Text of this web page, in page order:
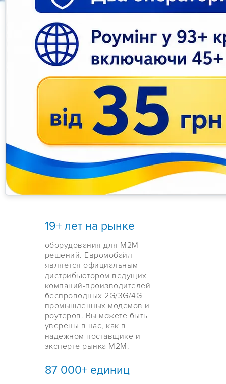
19+ лет на рынке
оборудования для М2М
решений. Евромобайл
является официальным
дистрибьютором ведущих
компаний-производителей
беспроводных 2G/3G/4G
промышленных модемов и
роутеров. Вы можете быть
уверены в нас, как в
надежном поставщике и
эксперте рынка М2М.
87 000+ единиц